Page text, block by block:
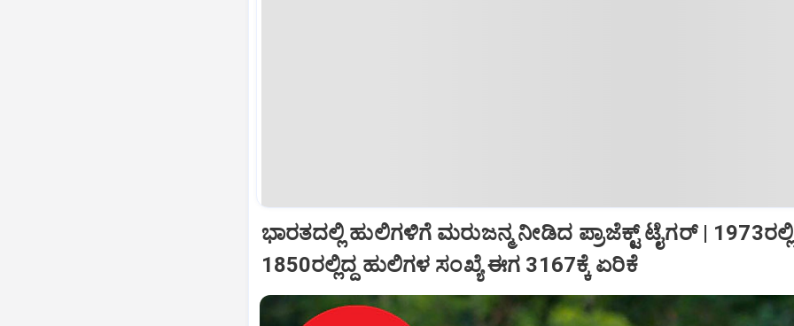
ಭಾರತದಲ್ಲಿ ಹುಲಿಗಳಿಗೆ ಮರುಜನ್ಮ ನೀಡಿದ ಪ್ರಾಜೆಕ್ಟ್ ಟೈಗರ್‌ | 1973ರಲ್ಲಿ
1850ರಲ್ಲಿದ್ದ ಹುಲಿಗಳ ಸಂಖ್ಯೆ ಈಗ 3167ಕ್ಕೆ ಏರಿಕೆ